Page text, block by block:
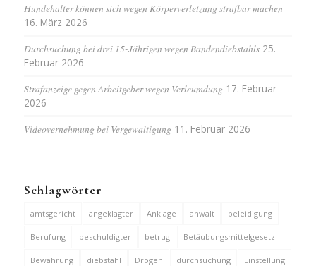
Hundehalter können sich wegen Körperverletzung strafbar machen
16. März 2026
Durchsuchung bei drei 15-Jährigen wegen Bandendiebstahls 25.
Februar 2026
Strafanzeige gegen Arbeitgeber wegen Verleumdung 17. Februar
2026
Videovernehmung bei Vergewaltigung 11. Februar 2026
Schlagwörter
amtsgericht angeklagter Anklage anwalt beleidigung
Berufung beschuldigter betrug Betäubungsmittelgesetz
Bewährung diebstahl Drogen durchsuchung Einstellung